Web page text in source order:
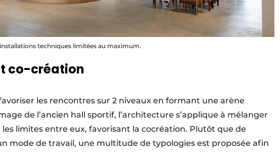
techniques limitées au maximum.
co-création
les rencontres sur 2 niveaux en formant une arène
de l’ancien hall sportif, l’architecture s’applique à mélanger
limites entre eux, favorisant la cocréation. Plutôt que de
mode de travail, une multitude de typologies est proposée afin